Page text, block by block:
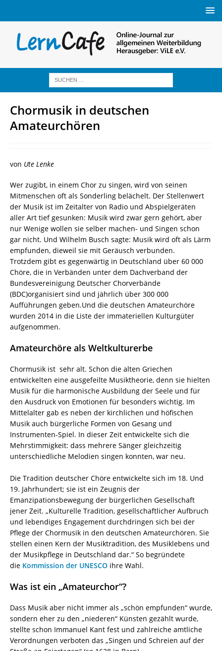
Chormusik in deutschen
Amateurchören
von Ute Lenke
Wer zugibt, in einem Chor zu singen, wird von seinen
Mitmenschen oft als Sonderling belächelt. Der Stellenwert
der Musik ist im Zeitalter von Radio und Abspielgeräten
aller Art tief gesunken: Musik wird zwar gern gehört, aber
nur Wenige wollen sie selber machen- und Singen schon
gar nicht. Und Wilhelm Busch sagte: Musik wird oft als Lärm
empfunden, dieweil sie mit Geräusch verbunden.
Trotzdem gibt es gegenwärtig in Deutschland über 60 000
Chöre, die in Verbänden unter dem Dachverband der
Bundesvereinigung Deutscher Chorverbände
(BDC)organisiert sind und jährlich über 300 000
Aufführungen geben.Und die deutschen Amateurchöre
wurden 2014 in die Liste der immateriellen Kulturgüter
aufgenommen.
Amateurchöre als Weltkulturerbe
Chormusik ist sehr alt. Schon die alten Griechen
entwickelten eine ausgefeilte Musiktheorie, denn sie hielten
Musik für die harmonische Ausbildung der Seele und für
den Ausdruck von Emotionen für besonders wichtig. Im
Mittelalter gab es neben der kirchlichen und höfischen
Musik auch bürgerliche Formen von Gesang und
Instrumenten-Spiel. In dieser Zeit entwickelte sich die
Mehrstimmigkeit: dass mehrere Sänger gleichzeitig
unterschiedliche Melodien singen konnten, war neu.
Die Tradition deutscher Chöre entwickelte sich im 18. Und
19. Jahrhundert; sie ist ein Zeugnis der
Emanzipationsbewegung der bürgerlichen Gesellschaft
jener Zeit. „Kulturelle Tradition, gesellschaftlicher Aufbruch
und lebendiges Engagement durchdringen sich bei der
Pflege der Chormusik in den deutschen Amateurchören. Sie
stellen einen Kern der Musiktradition, des Musiklebens und
der Musikpflege in Deutschland dar.“ So begründete
die Kommission der UNESCO ihre Wahl.
Was ist ein „Amateurchor“?
Dass Musik aber nicht immer als „schön empfunden“ wurde,
sondern eher zu den „niederen“ Künsten gezählt wurde,
stellte schon Immanuel Kant fest und zahlreiche amtliche
Verordnungen verboten das „Singen und Schreien auf der